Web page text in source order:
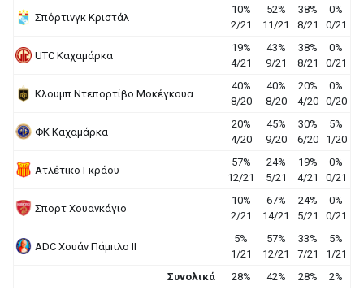
Σπόρτινγκ Κριστάλ
10%
2/21
52%
11/21
38%
8/21
0%
0/21
UΤC Καχαμάρκα
19%
4/21
43%
9/21
38%
8/21
0%
0/21
Κλουμπ Ντεπορτίβο Μοκέγκουα
40%
8/20
40%
8/20
20%
4/20
0%
0/20
ΦΚ Καχαμάρκα
20%
4/20
45%
9/20
30%
6/20
5%
1/20
Ατλέτικο Γκράου
57%
12/21
24%
5/21
19%
4/21
0%
0/21
Σπορτ Χουανκάγιο
10%
2/21
67%
14/21
24%
5/21
0%
0/21
ADC Χουάν Πάμπλο ΙΙ
5%
1/21
57%
12/21
33%
7/21
5%
1/21
Συνολικά
28% 42% 28% 2%